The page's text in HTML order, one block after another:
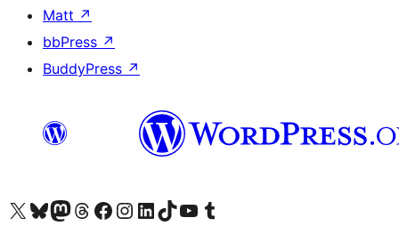
Matt ↗
bbPress ↗
BuddyPress ↗
Visit our X (formerly Twitter) account
Visit our Bluesky account
Visit our Mastodon account
Visit our Threads account
Посетете нашата страница във Facebook
Посетете нашия профил в Instagram
Посетете нашия профил в LinkedIn
Visit our TikTok account
Visit our YouTube channel
Visit our Tumblr account